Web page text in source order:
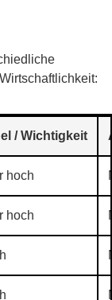
/ Wichtigkeit
hoch
hoch